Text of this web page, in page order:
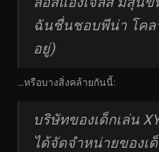
ฉันชื่นชอบพีน่า โคล
อยู่)
…หรือบางสิ่งคล้ายกันนี้:
บริษัทของเด็กเล่น
ได้จัดจำหน่ายของ